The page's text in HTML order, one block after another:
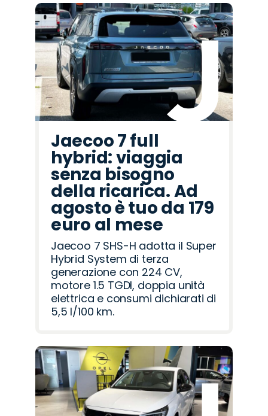
Promo
Omoda
Promo
Peugeot
Promo
Lancia
Promo
Jeep
Promo
Cupra
Promo
Mazda
Promo
Fiat
Promo
Land
Rover
Promo
Hyundai
Promo
Seat
Promo
Opel
Promo
Abarth
Promo
Alfa
Romeo
Promo
Jaecoo
Promo
Citroën
Jaecoo 7 full
hybrid: viaggia
senza bisogno
della ricarica. Ad
agosto è tuo da 179
euro al mese
Jaecoo 7 SHS-H adotta il Super
Hybrid System di terza
generazione con 224 CV,
motore 1.5 TGDI, doppia unità
elettrica e consumi dichiarati di
5,5 l/100 km.